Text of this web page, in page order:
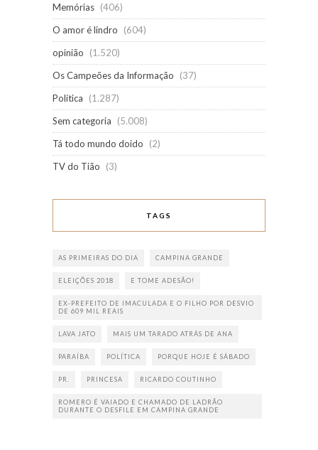
Memórias (406)
O amor é lindro
(604)
opinião
(1.520)
Os Campeões da Informação
(37)
Política
(1.287)
Sem categoria
(5.008)
Tá todo mundo doido
(2)
TV do Tião
(3)
TAGS
AS PRIMEIRAS DO DIA CAMPINA GRANDE
ELEIÇÕES 2018 E TOME ADESÃO!
EX-PREFEITO DE IMACULADA E O FILHO POR DESVIO
DE 609 MIL REAIS
LAVA JATO MAIS UM TARADO ATRÁS DE ANA
PARAÍBA POLÍTICA PORQUE HOJE É SÁBADO
PR. PRINCESA RICARDO COUTINHO
ROMERO É VAIADO E CHAMADO DE LADRÃO
DURANTE O DESFILE EM CAMPINA GRANDE